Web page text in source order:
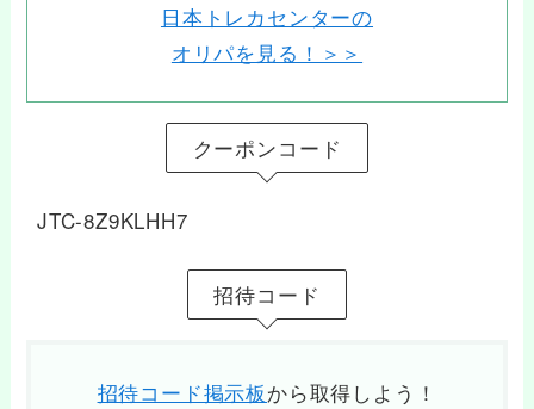
日本トレカセンターの
オリパを見る！＞＞
クーポンコード
JTC-8Z9KLHH7
招待コード
招待コード掲示板から取得しよう！